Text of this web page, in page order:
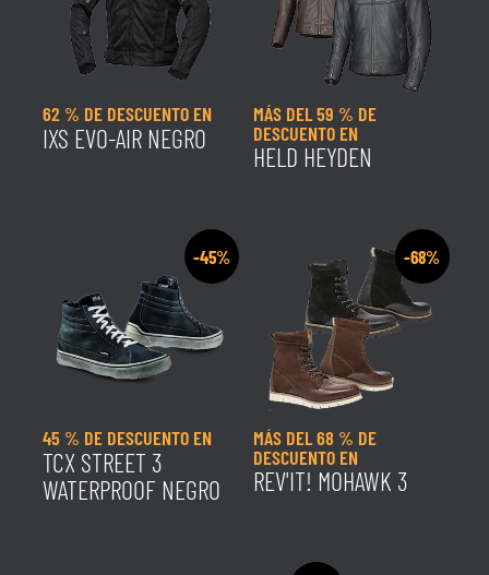
62 % DE DESCUENTO EN
IXS EVO-AIR NEGRO
MÁS DEL 59 % DE
DESCUENTO EN
HELD HEYDEN
-45%
45 % DE DESCUENTO EN
TCX STREET 3
WATERPROOF NEGRO
-68%
MÁS DEL 68 % DE
DESCUENTO EN
REV'IT! MOHAWK 3